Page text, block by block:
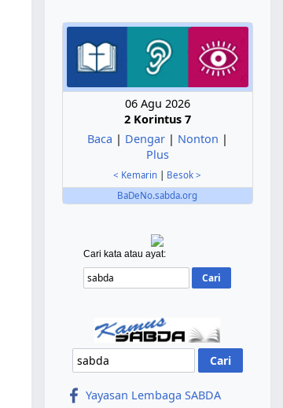
06 Agu 2026
2 Korintus 7
Baca | Dengar| Nonton |
Plus
< Kemarin
Besok >
BaDeNo.sabda.org
Cari kata atau ayat:
Yayasan Lembaga SABDA